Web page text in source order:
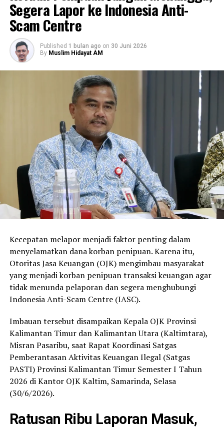
Segera Lapor ke Indonesia Anti-
Scam Centre
Published 1 bulan ago on 30 Juni 2026
By Muslim Hidayat AM
Kecepatan melapor menjadi faktor penting dalam
menyelamatkan dana korban penipuan. Karena itu,
Otoritas Jasa Keuangan (OJK) mengimbau masyarakat
yang menjadi korban penipuan transaksi keuangan agar
tidak menunda pelaporan dan segera menghubungi
Indonesia Anti-Scam Centre (IASC).
Imbauan tersebut disampaikan Kepala OJK Provinsi
Kalimantan Timur dan Kalimantan Utara (Kaltimtara),
Misran Pasaribu, saat Rapat Koordinasi Satgas
Pemberantasan Aktivitas Keuangan Ilegal (Satgas
PASTI) Provinsi Kalimantan Timur Semester I Tahun
2026 di Kantor OJK Kaltim, Samarinda, Selasa
(30/6/2026).
Ratusan Ribu Laporan Masuk,